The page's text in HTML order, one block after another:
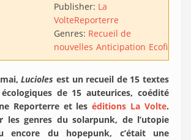
Publisher: La
VolteReporterre
Genres: Recueil de
nouvelles Anticipation Ecofiction
mai,Lucioles est un recueil de 15 textes
de 15 auteurices, coédité
Reporterre et leséditions La Volte.
les genres du solarpunk, de l’utopie
encore du hopepunk, c’était une